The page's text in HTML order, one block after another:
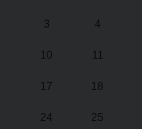
3 4
10 11
17 18
24 25